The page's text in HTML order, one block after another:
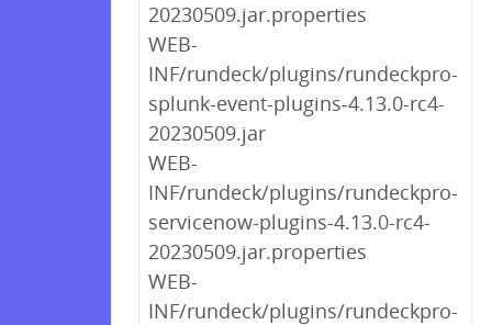
20230509.jar.properties
WEB-
INF/rundeck/plugins/rundeckpro-
splunk-event-plugins-4.13.0-rc4-
20230509.jar
WEB-
INF/rundeck/plugins/rundeckpro-
servicenow-plugins-4.13.0-rc4-
20230509.jar.properties
WEB-
INF/rundeck/plugins/rundeckpro-